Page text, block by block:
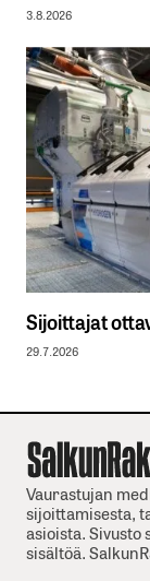
3.8.2026
Sijoittajat
29.7.2026
Vaurastujan
sijoittamisesta,
asioista. Sivusto
sisältöä.